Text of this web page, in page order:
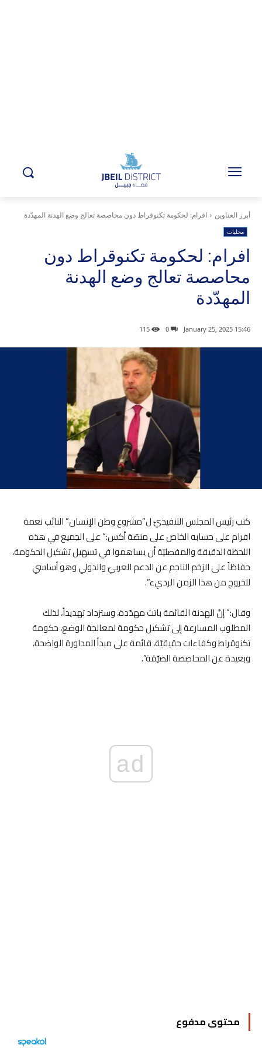
أبرز العناوين افرام: لحكومة تكنوقراط دون محاصصة تعالج وضع الهدنة المهدّدة
محليات
افرام: لحكومة تكنوقراط دون
محاصصة تعالج وضع الهدنة
المهدّدة
15:46 2025 ,January 25
0
115
كتب رئيس المجلس التنفيذيّ ل”مشروع وطن الإنسان” النائب نعمة
افرام على حسابه الخاص على منصّة أكس:” على الجميع في هذه
اللحظة الدقيقة والمفصليّة أن يساهموا في تسهيل تشكيل الحكومة،
حفاظاً على الزخم الناجم عن الدعم العربيّ والدولي وهو أساسي
للخروج من هذا الزمن الرديء”.
وقال:” إنّ الهدنة القائمة باتت مهدّدة، وستزداد تهديداً، لذلك
المطلوب المسارعة إلى تشكيل حكومة لمعالجة الوضع، حكومة
تكنوقراط وكفاءات حقيقيّة، قائمة على مبدأ المداورة الواضحة،
وبعيدة عن المحاصصة الضيّقة”.
ad
محتوى مدفوع